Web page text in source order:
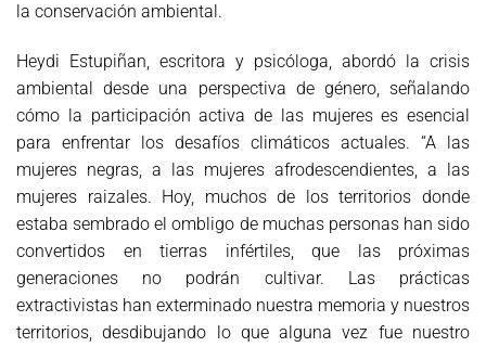
la conservación ambiental.
Heydi Estupiñan, escritora y psicóloga, abordó la crisis
ambiental desde una perspectiva de género, señalando
cómo la participación activa de las mujeres es esencial
para enfrentar los desafíos climáticos actuales. “A las
mujeres negras, a las mujeres afrodescendientes, a las
mujeres raizales. Hoy, muchos de los territorios donde
estaba sembrado el ombligo de muchas personas han sido
convertidos en tierras infértiles, que las próximas
generaciones no podrán cultivar. Las prácticas
extractivistas han exterminado nuestra memoria y nuestros
territorios, desdibujando lo que alguna vez fue nuestro